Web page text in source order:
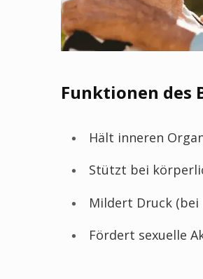
Funktionen des
Hält inneren
Stützt bei
Mildert Druck
Fördert sexuelle